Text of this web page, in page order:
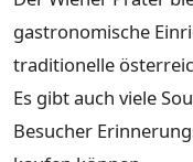
gastronomische
traditionelle
Es gibt auch viele
Besucher